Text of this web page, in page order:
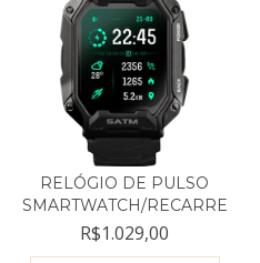
RELÓGIO DE PULSO
SMARTWATCH/
R$1.029,00